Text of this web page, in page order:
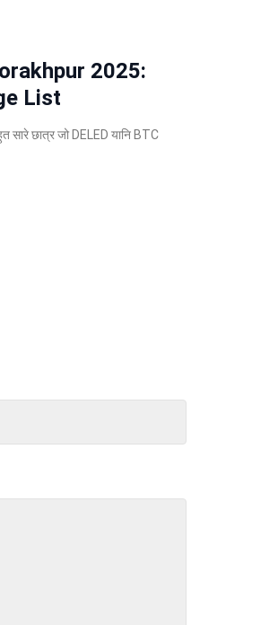
2025:
List
छात्र जो DELED यानि BTC